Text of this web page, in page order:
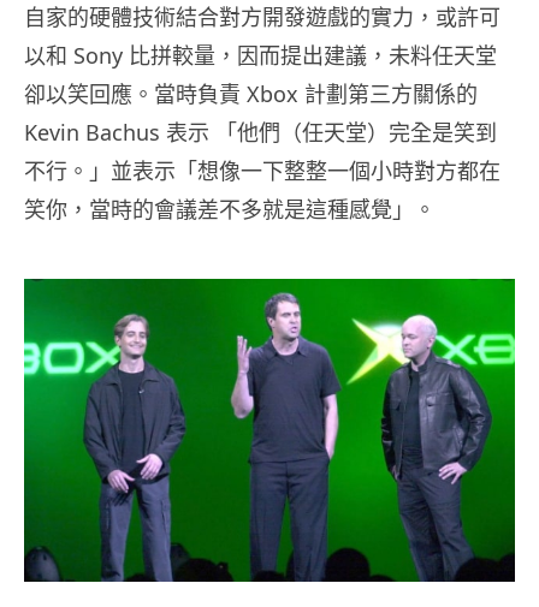
自家的硬體技術結合對方開發遊戲的實力，或許可
以和 Sony 比拼較量，因而提出建議，未料任天堂
卻以笑回應。當時負責 Xbox 計劃第三方關係的
Kevin Bachus 表示 「他們（任天堂）完全是笑到
不行。」並表示「想像一下整整一個小時對方都在
笑你，當時的會議差不多就是這種感覺」。